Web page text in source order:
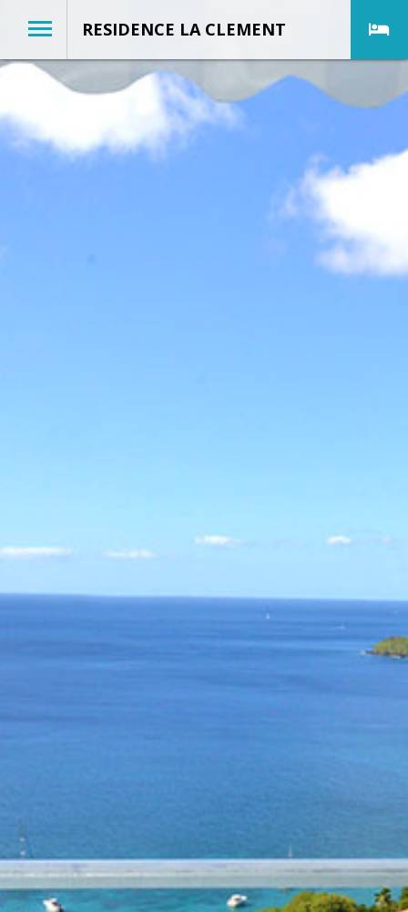
RESIDENCE LA CLEMENT